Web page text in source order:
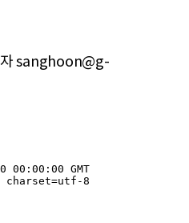
자 sanghoon@g-